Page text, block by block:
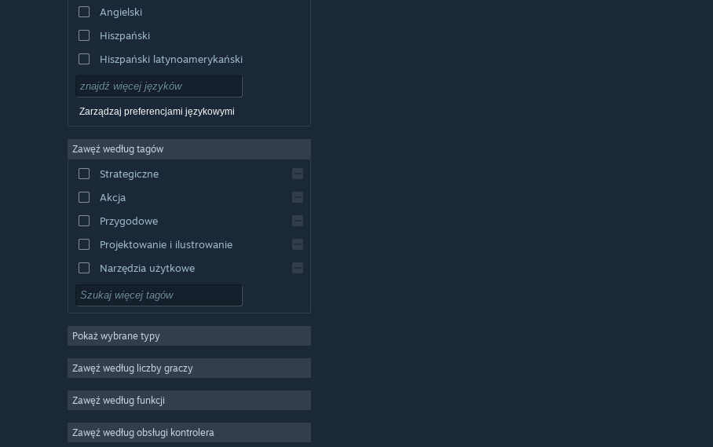
Angielski
Hiszpański
Hiszpański latynoamerykański
Zarządzaj preferencjami językowymi
Zawęź według tagów
Strategiczne
Akcja
Przygodowe
Projektowanie i ilustrowanie
Narzędzia użytkowe
Free to Play
MMO
Niezależne
Rekreacyjne
Symulatory
Pokaż wybrane typy
Zawęź według liczby graczy
Zawęź według funkcji
Zawęź według obsługi kontrolera